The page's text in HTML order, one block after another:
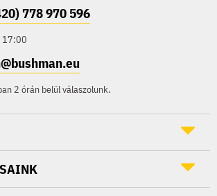
778 970 596
17:00
2 órán belül válaszolunk.